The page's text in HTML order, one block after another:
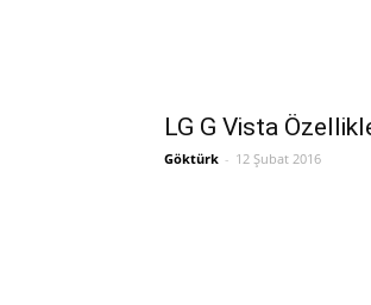
LG G Vista
Göktürk - 12 Şubat 2016